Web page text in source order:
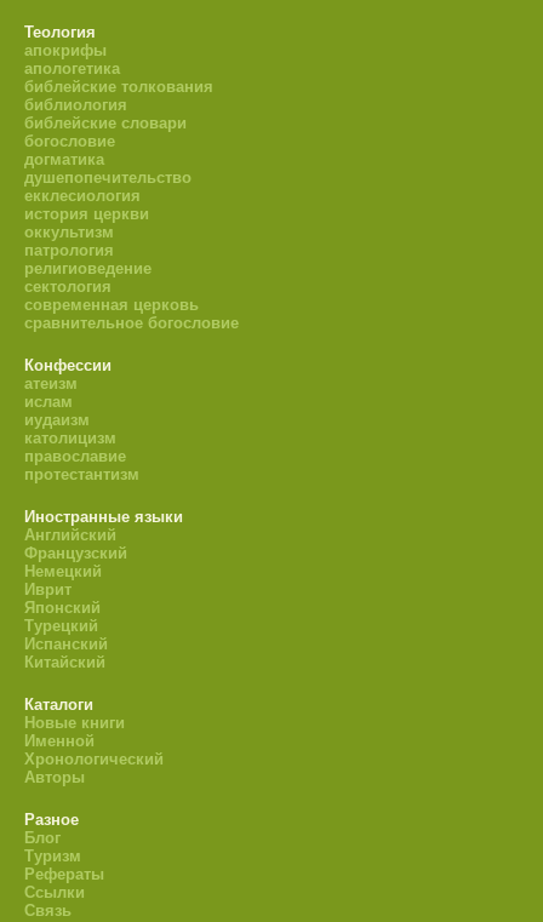
Теология
апокрифы
апологетика
библейские толкования
библиология
библейские словари
богословие
догматика
душепопечительство
екклесиология
история церкви
оккультизм
патрология
религиоведение
сектология
современная церковь
сравнительное богословие
Конфессии
атеизм
ислам
иудаизм
католицизм
православие
протестантизм
Иностранные языки
Английский
Французский
Немецкий
Иврит
Японский
Турецкий
Испанский
Китайский
Каталоги
Новые книги
Именной
Хронологический
Авторы
Разное
Блог
Туризм
Рефераты
Ссылки
Связь